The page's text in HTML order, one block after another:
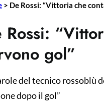
> De Rossi: “Vittoria che
Rossi:
gol”
del tecnico rossoblù
dopo il gol”